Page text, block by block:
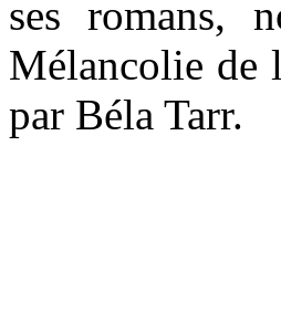
ses romans,
Mélancolie de
par Béla Tarr.